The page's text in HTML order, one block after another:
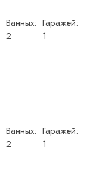
Ванных:
2
Гаражей:
1
Ванных:
2
Гаражей:
1